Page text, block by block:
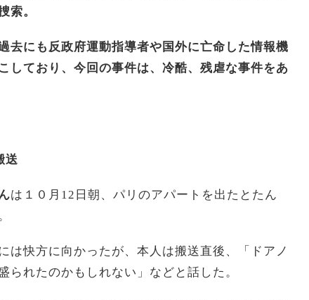
索。
去にも反政府運動指導者や国外に亡命した情報機
しており、今回の事件は、冷酷、残虐な事件をあ
送
は１０月12日朝、パリのアパートを出たとたん
快方に向かったが、本人は搬送直後、「ドアノ
られたのかもしれない」などと話した。